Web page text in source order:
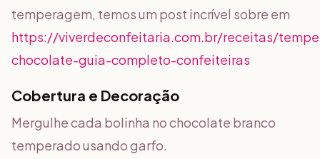
temperagem, temos um post incrível sobre em
https://viverdeconfeitaria.com.br/receitas/
chocolate-guia-completo-confeiteiras
Cobertura e Decoração
Mergulhe cada bolinha no chocolate branco
temperado usando garfo.